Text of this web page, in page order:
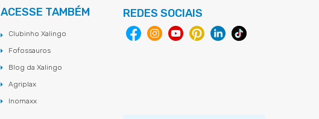
ACESSE TAMBÉM
Clubinho Xalingo
Fofossauros
Blog da Xalingo
Agriplax
Inomaxx
REDES SOCIAIS